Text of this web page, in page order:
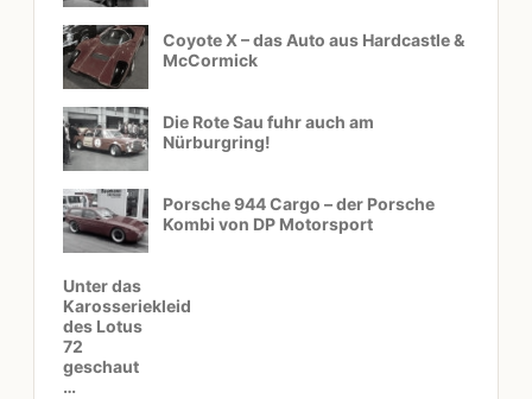
Coyote X – das Auto aus Hardcastle &
McCormick
Die Rote Sau fuhr auch am
Nürburgring!
Porsche 944 Cargo – der Porsche
Kombi von DP Motorsport
Unter das
Karosseriekleid
des Lotus
72
geschaut
…